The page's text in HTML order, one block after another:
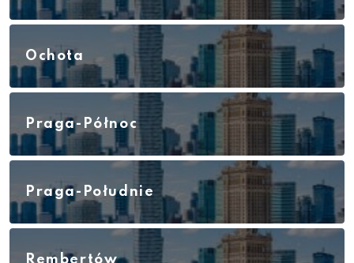
Ochota
Praga-Północ
Praga-Południe
Rembertów